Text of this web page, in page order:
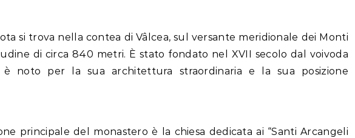
si trova nella contea di Vâlcea, sul versante meridionale dei Monti
di circa 840 metri. È stato fondato nel XVII secolo dal voivoda
è noto per la sua architettura straordinaria e la sua posizione
principale del monastero è la chiesa dedicata ai “Santi Arcangeli